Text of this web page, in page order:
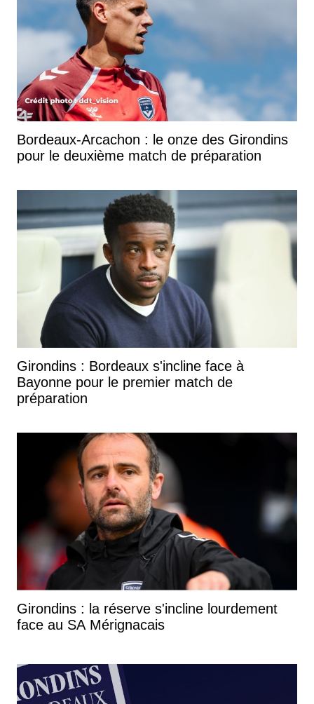
Bordeaux-Arcachon : le onze des Girondins
pour le deuxième match de préparation
Girondins : Bordeaux s'incline face à
Bayonne pour le premier match de
préparation
Girondins : la réserve s'incline lourdement
face au SA Mérignacais